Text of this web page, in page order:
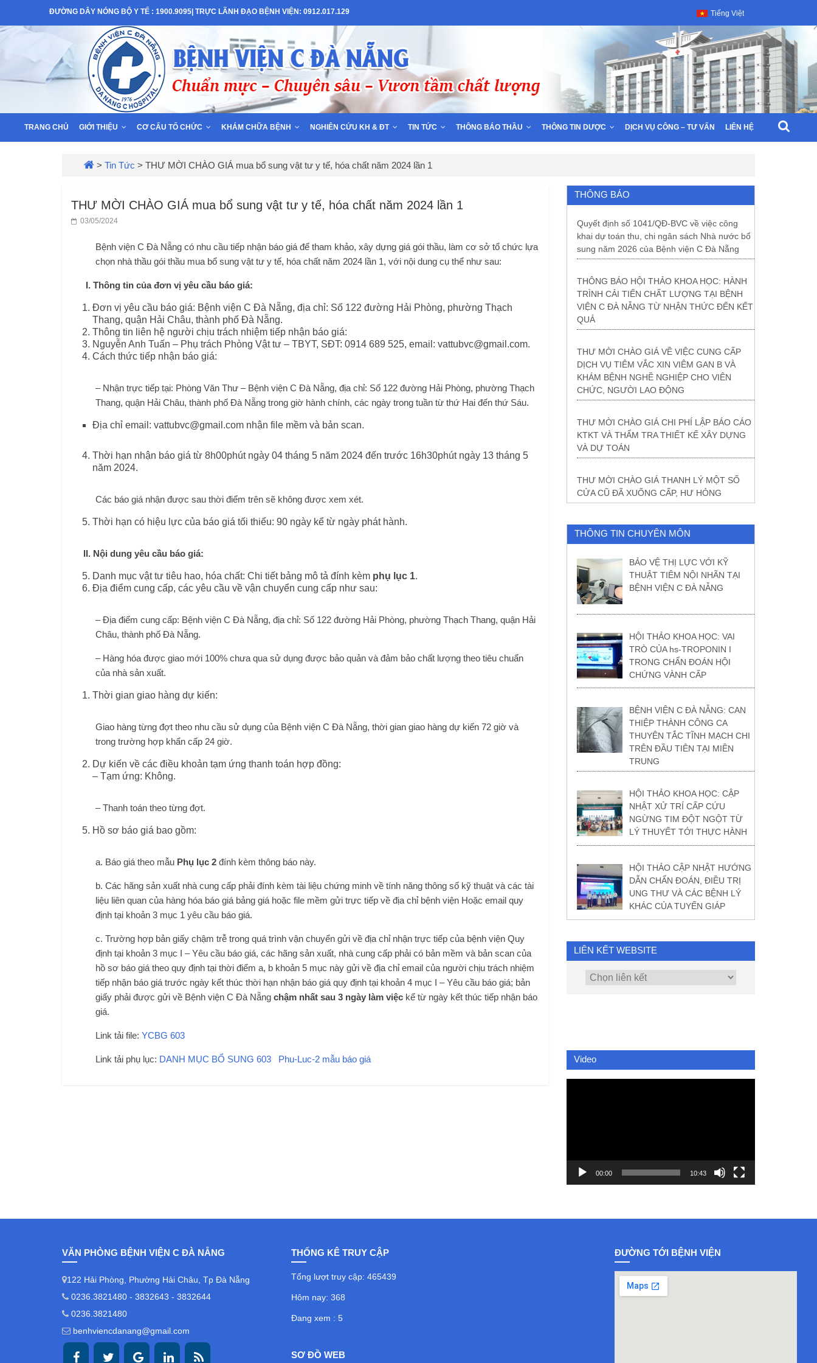
ĐƯỜNG DÂY NÓNG BỘ Y TẾ : 1900.9095| TRỰC LÃNH ĐẠO BỆNH VIỆN: 0912.017.129
Bệnh
Viện
–
TP
Đà
Nẵng
Tiếng Việt
TRANG CHỦ GIỚI THIỆU CƠ CẤU TỔ CHỨC KHÁM CHỮA BỆNH NGHIÊN CỨU KH & ĐT TIN TỨC THÔNG BÁO THẦU THÔNG TIN DƯỢC DỊCH VỤ CÔNG – TƯ VẤN LIÊN HỆ
> Tin Tức > THƯ MỜI CHÀO GIÁ mua bổ sung vật tư y tế, hóa chất năm 2024 lần 1
THƯ MỜI CHÀO GIÁ mua bổ sung vật tư y tế, hóa chất năm 2024 lần 1
03/05/2024
Bệnh viện C Đà Nẵng có nhu cầu tiếp nhận báo giá để tham khảo, xây dựng giá gói thầu, làm cơ sở tổ chức lựa
chọn nhà thầu gói thầu mua bổ sung vật tư y tế, hóa chất năm 2024 lần 1, với nội dung cụ thể như sau:
I. Thông tin của đơn vị yêu cầu báo giá:
Đơn vị yêu cầu báo giá: Bệnh viện C Đà Nẵng, địa chỉ: Số 122 đường Hải Phòng, phường Thạch
Thang, quận Hải Châu, thành phố Đà Nẵng.
Thông tin liên hệ người chịu trách nhiệm tiếp nhận báo giá:
Nguyễn Anh Tuấn – Phụ trách Phòng Vật tư – TBYT, SĐT: 0914 689 525, email: vattubvc@gmail.com.
Cách thức tiếp nhận báo giá:
– Nhận trực tiếp tại: Phòng Văn Thư – Bệnh viện C Đà Nẵng, địa chỉ: Số 122 đường Hải Phòng, phường Thạch
Thang, quận Hải Châu, thành phố Đà Nẵng trong giờ hành chính, các ngày trong tuần từ thứ Hai đến thứ Sáu.
Địa chỉ email: vattubvc@gmail.com nhận file mềm và bản scan.
Thời hạn nhận báo giá từ 8h00phút ngày 04 tháng 5 năm 2024 đến trước 16h30phút ngày 13 tháng 5
năm 2024.
Các báo giá nhận được sau thời điểm trên sẽ không được xem xét.
Thời hạn có hiệu lực của báo giá tối thiểu: 90 ngày kể từ ngày phát hành.
II. Nội dung yêu cầu báo giá:
Danh mục vật tư tiêu hao, hóa chất: Chi tiết bảng mô tả đính kèm phụ lục 1.
Địa điểm cung cấp, các yêu cầu về vận chuyển cung cấp như sau:
– Địa điểm cung cấp: Bệnh viện C Đà Nẵng, địa chỉ: Số 122 đường Hải Phòng, phường Thạch Thang, quận Hải
Châu, thành phố Đà Nẵng.
– Hàng hóa được giao mới 100% chưa qua sử dụng được bảo quản và đảm bảo chất lượng theo tiêu chuẩn
của nhà sản xuất.
Thời gian giao hàng dự kiến:
Giao hàng từng đợt theo nhu cầu sử dụng của Bệnh viện C Đà Nẵng, thời gian giao hàng dự kiến 72 giờ và
trong trường hợp khẩn cấp 24 giờ.
Dự kiến về các điều khoản tạm ứng thanh toán hợp đồng:
– Tạm ứng: Không.
– Thanh toán theo từng đợt.
Hồ sơ báo giá bao gồm:
a. Báo giá theo mẫu Phụ lục 2 đính kèm thông báo này.
b. Các hãng sản xuất nhà cung cấp phải đính kèm tài liệu chứng minh về tính năng thông số kỹ thuật và các tài
liệu liên quan của hàng hóa báo giá bảng giá hoặc file mềm gửi trực tiếp về địa chỉ bệnh viện Hoặc email quy
định tại khoản 3 mục 1 yêu cầu báo giá.
c. Trường hợp bản giấy chậm trễ trong quá trình vận chuyển gửi về địa chỉ nhận trực tiếp của bệnh viện Quy
định tại khoản 3 mục I – Yêu cầu báo giá, các hãng sản xuất, nhà cung cấp phải có bản mềm và bản scan của
hồ sơ báo giá theo quy định tại thời điểm a, b khoản 5 mục này gửi về địa chỉ email của người chịu trách nhiệm
tiếp nhận báo giá trước ngày kết thúc thời hạn nhận báo giá quy định tại khoản 4 mục I – Yêu cầu báo giá; bản
giấy phải được gửi về Bệnh viện C Đà Nẵng chậm nhất sau 3 ngày làm việc kể từ ngày kết thúc tiếp nhận báo
giá.
Link tải file: YCBG 603
Link tải phụ lục: DANH MỤC BỔ SUNG 603 Phu-Luc-2 mẫu báo giá
THÔNG BÁO
Quyết định số 1041/QĐ-BVC về việc công
khai dự toán thu, chi ngân sách Nhà nước bổ
sung năm 2026 của Bệnh viện C Đà Nẵng
THÔNG BÁO HỘI THẢO KHOA HỌC: HÀNH
TRÌNH CẢI TIẾN CHẤT LƯỢNG TẠI BỆNH
VIỆN C ĐÀ NẴNG TỪ NHẬN THỨC ĐẾN KẾT
QUẢ
THƯ MỜI CHÀO GIÁ VỀ VIỆC CUNG CẤP
DỊCH VỤ TIÊM VẮC XIN VIÊM GAN B VÀ
KHÁM BỆNH NGHỀ NGHIỆP CHO VIÊN
CHỨC, NGƯỜI LAO ĐỘNG
THƯ MỜI CHÀO GIÁ CHI PHÍ LẬP BÁO CÁO
KTKT VÀ THẨM TRA THIẾT KẾ XÂY DỰNG
VÀ DỰ TOÁN
THƯ MỜI CHÀO GIÁ THANH LÝ MỘT SỐ
CỬA CŨ ĐÃ XUỐNG CẤP, HƯ HỎNG
THÔNG TIN CHUYÊN MÔN
BẢO VỆ THỊ LỰC VỚI KỸ
THUẬT TIÊM NỘI NHÃN TẠI
BỆNH VIỆN C ĐÀ NẴNG
HỘI THẢO KHOA HỌC: VAI
TRÒ CỦA hs-TROPONIN I
TRONG CHẨN ĐOÁN HỘI
CHỨNG VÀNH CẤP
BỆNH VIỆN C ĐÀ NẴNG: CAN
THIỆP THÀNH CÔNG CA
THUYÊN TẮC TĨNH MẠCH CHI
TRÊN ĐẦU TIÊN TẠI MIỀN
TRUNG
HỘI THẢO KHOA HỌC: CẬP
NHẬT XỬ TRÍ CẤP CỨU
NGỪNG TIM ĐỘT NGỘT TỪ
LÝ THUYẾT TỚI THỰC HÀNH
HỘI THẢO CẬP NHẬT HƯỚNG
DẪN CHẨN ĐOÁN, ĐIỀU TRỊ
UNG THƯ VÀ CÁC BỆNH LÝ
KHÁC CỦA TUYẾN GIÁP
LIÊN KẾT WEBSITE
Video
00:00 10:43
VĂN PHÒNG BỆNH VIỆN C ĐÀ NẴNG
122 Hải Phòng, Phường Hải Châu, Tp Đà Nẵng
0236.3821480 - 3832643 - 3832644
0236.3821480
benhviencdanang@gmail.com
THỐNG KÊ TRUY CẬP
Tổng lượt truy cập: 465439
Hôm nay: 368
Đang xem : 5
SƠ ĐỒ WEB
ĐƯỜNG TỚI BỆNH VIỆN